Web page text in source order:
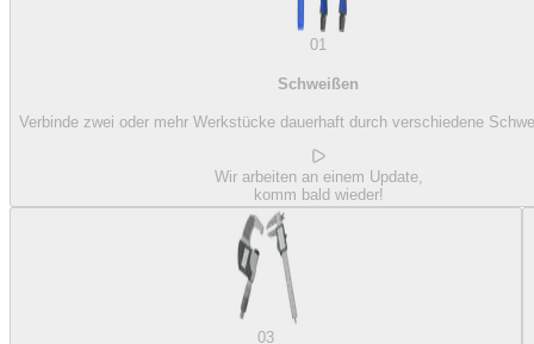
01
Schweißen
Verbinde zwei oder mehr Werkstücke dauerhaft durch verschiedene
Wir arbeiten an einem Update,
komm bald wieder!
03